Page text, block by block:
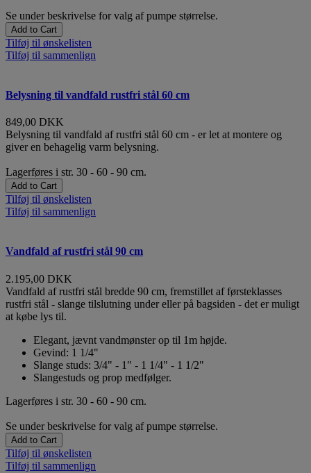
Se under beskrivelse for valg af pumpe størrelse.
Add to Cart
Tilføj til ønskelisten
Tilføj til sammenlign
Belysning til vandfald rustfri stål 60 cm
849,00 DKK
Belysning til vandfald af rustfri stål 60 cm - er let at montere og
giver en behagelig varm belysning.
Lagerføres i str. 30 - 60 - 90 cm.
Add to Cart
Tilføj til ønskelisten
Tilføj til sammenlign
Vandfald af rustfri stål 90 cm
2.195,00 DKK
Vandfald af rustfri stål bredde 90 cm, fremstillet af førsteklasses
rustfri stål - slange tilslutning under eller på bagsiden - det er muligt
at købe lys til.
Elegant, jævnt vandmønster op til 1m højde.
Gevind: 1 1/4"
Slange studs: 3/4" - 1" - 1 1/4" - 1 1/2"
Slangestuds og prop medfølger.
Lagerføres i str. 30 - 60 - 90 cm.
Se under beskrivelse for valg af pumpe størrelse.
Add to Cart
Tilføj til ønskelisten
Tilføj til sammenlign